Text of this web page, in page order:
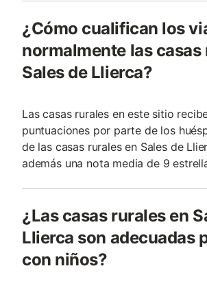
¿Cómo cualifican los
normalmente las casas
Sales de Llierca?
Las casas rurales en este sitio
puntuaciones por parte de los
de las casas rurales en Sales de
además una nota media de 9
¿Las casas rurales en
Llierca son adecuadas
con niños?